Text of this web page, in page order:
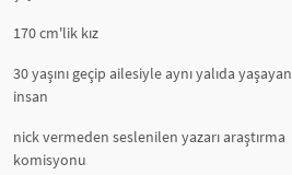
170 cm'lik kız
30 yaşını geçip ailesiyle aynı yalıda yaşayan
insan
nick vermeden seslenilen yazarı araştırma
komisyonu